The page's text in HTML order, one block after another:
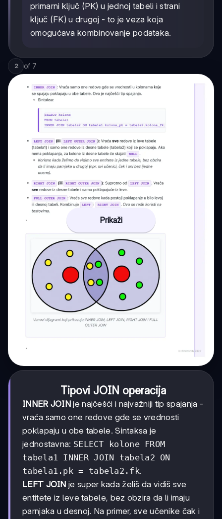
primarni ključ (PK) u jednoj tabeli i strani
ključ (FK) u drugoj - to je veza koja
omogućava kombinovanje podataka.
2 of 7
Prikaži
Tipovi JOIN operacija
INNER JOIN je najčešći i najvažniji tip spajanja -
vraća samo one redove gde se vrednosti
poklapaju u obe tabele. Sintaksa je
jednostavna: SELECT kolone FROM
tabela1 INNER JOIN tabela2 ON
tabela1.pk = tabela2.fk.
LEFT JOIN je super kada želiš da vidiš sve
entitete iz leve tabele, bez obzira da li imaju
parnjaka u desnoj. Na primer, sve učenike čak i